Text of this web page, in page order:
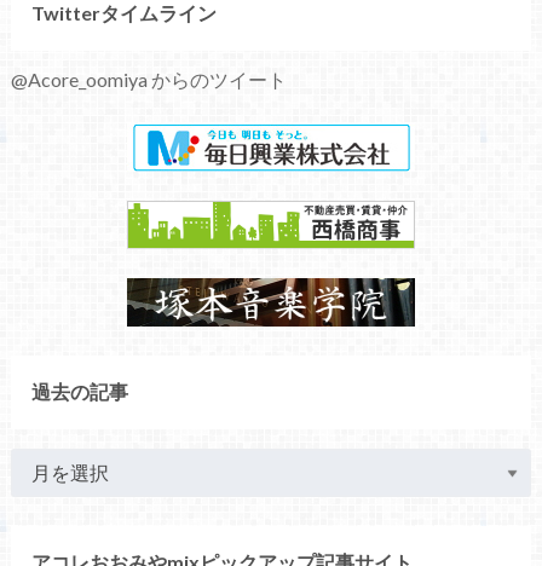
Twitterタイムライン
@Acore_oomiya からのツイート
過去の記事